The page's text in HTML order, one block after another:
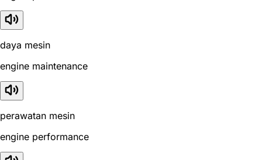
daya mesin
engine maintenance
perawatan mesin
engine performance